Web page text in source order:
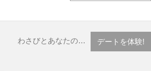
わさびとあなたの… デートを体験!